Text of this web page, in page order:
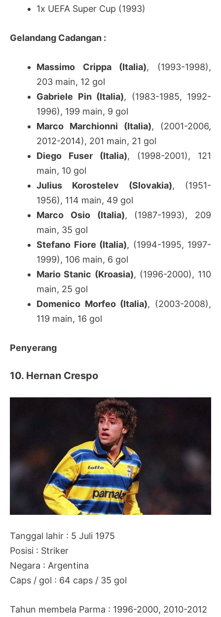
1x UEFA Super Cup (1993)
Gelandang Cadangan :
Massimo Crippa (Italia), (1993-1998),
203 main, 12 gol
Gabriele Pin (Italia), (1983-1985, 1992-
1996), 199 main, 9 gol
Marco Marchionni (Italia), (2001-2006,
2012-2014), 201 main, 21 gol
Diego Fuser (Italia), (1998-2001), 121
main, 10 gol
Julius Korostelev (Slovakia), (1951-
1956), 114 main, 49 gol
Marco Osio (Italia), (1987-1993), 209
main, 35 gol
Stefano Fiore (Italia), (1994-1995, 1997-
1999), 106 main, 6 gol
Mario Stanic (Kroasia), (1996-2000), 110
main, 25 gol
Domenico Morfeo (Italia), (2003-2008),
119 main, 16 gol
Penyerang
10. Hernan Crespo
Tanggal lahir : 5 Juli 1975
Posisi : Striker
Negara : Argentina
Caps / gol : 64 caps / 35 gol
Tahun membela Parma : 1996-2000, 2010-2012